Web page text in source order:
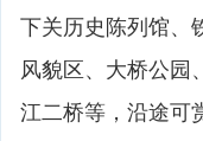
下关历史陈列馆、
风貌区、大桥公园
江二桥等，沿途可